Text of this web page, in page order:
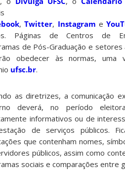
,Twitter, Instagram e
Páginas de Centros de
de Pós-Graduação e
obedecer às normas,
ufsc.br.
as diretrizes, a comunicação
deverá, no período
informativos ou de
de serviços públicos.
que contenham nomes,
públicos, assim como
sociais e comparações entre